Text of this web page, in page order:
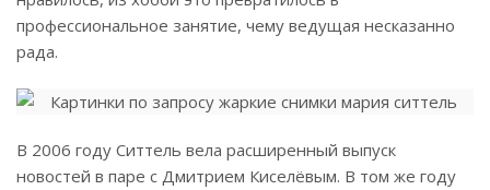
профессиональное занятие, чему ведущая несказанно
рада.
В 2006 году Ситтель вела расширенный выпуск
новостей в паре с Дмитрием Киселёвым. В том же году